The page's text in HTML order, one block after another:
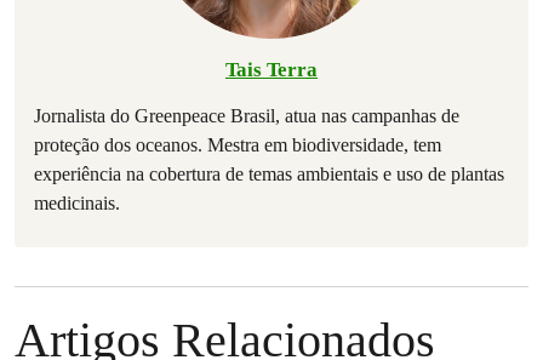
Tais Terra
Jornalista do Greenpeace Brasil, atua nas campanhas de
proteção dos oceanos. Mestra em biodiversidade, tem
experiência na cobertura de temas ambientais e uso de plantas
medicinais.
Artigos Relacionados